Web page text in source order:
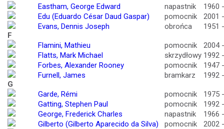
Eastham, George Edward
napastnik
1960
Edu (Eduardo César Daud Gaspar)
pomocnik
2001
Evans, Dennis Joseph
obrońca
1951
F
Flamini, Mathieu
pomocnik
2004
Flatts, Mark Michael
skrzydłowy 1992
Forbes, Alexander Rooney
pomocnik
1947
Furnell, James
bramkarz
1992
G
Garde, Rémi
pomocnik
1975
Gatting, Stephen Paul
pomocnik
1992
George, Frederick Charles
napastnik
1966
Gilberto (Gilberto Aparecido da Silva)
pomocnik
2002